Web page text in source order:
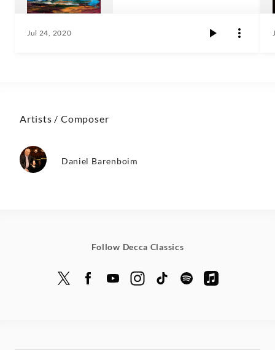
Jul 24, 2020
Artists / Composer
Daniel Barenboim
Follow Decca Classics